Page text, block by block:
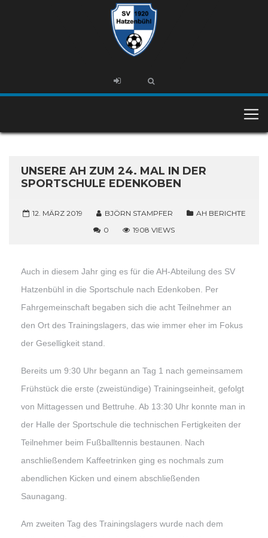
UNSERE AH ZUM 24. MAL IN DER
SPORTSCHULE EDENKOBEN
12. MÄRZ 2019 BJÖRN STAMPFER
AH BERICHTE
0
1908 VIEWS
Auch in diesem Jahr ging es für die AH-Abteilung des SV
Hatzenbühl in die Sportschule nach Edenkoben. Per
Fahrgemeinschaft begaben sich die acht Teilnehmer an
den Ort des Trainingslagers, das wie immer eher im Fokus
der Geselligkeit stand.
Bereits um 9:30 Uhr begann an Tag 1 nach gemeinsamem
Frühstück die erste (zweistündige) Trainingseinheit, gefolgt
von Mittagessen und Bettruhe. Ab 13:30 Uhr konnte man in
der Halle der Sportschule die technischen Fertigkeiten der
Teilnehmer beim Fußballtennis bestaunen. Nach
anschließendem Kaffeetrinken ging es nochmals zum
abendlichen Kicken und einem abschließenden
Saunagang.
Am zweiten Tag des Trainingslagers wurde nach dem